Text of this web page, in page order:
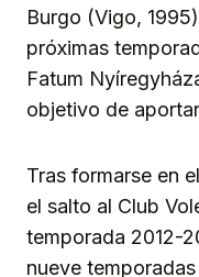
Burgo (Vigo,
próximas
Fatum
objetivo de
Tras formarse en
el salto al Club
temporada 2012-
nueve